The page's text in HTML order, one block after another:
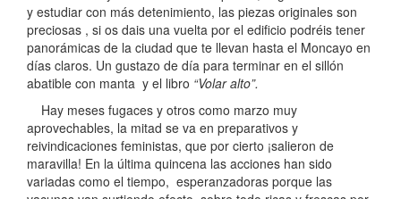
y estudiar con más detenimiento, las piezas originales son
preciosas , si os dais una vuelta por el edificio podréis tener
panorámicas de la ciudad que te llevan hasta el Moncayo en
días claros. Un gustazo de día para terminar en el sillón
abatible con manta y el libro “Volar alto”.
Hay meses fugaces y otros como marzo muy
aprovechables, la mitad se va en preparativos y
reivindicaciones feministas, que por cierto ¡salieron de
maravilla! En la última quincena las acciones han sido
variadas como el tiempo, esperanzadoras porque las